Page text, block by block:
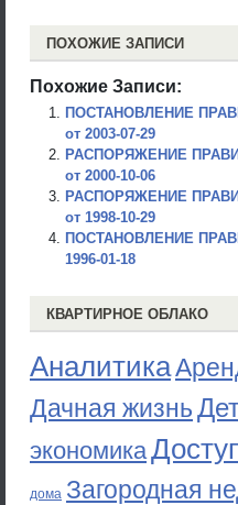
ПОХОЖИЕ ЗАПИСИ
Похожие Записи:
ПОСТАНОВЛЕНИЕ
от 2003-07-29
РАСПОРЯЖЕНИЕ
от 2000-10-06
РАСПОРЯЖЕНИЕ
от 1998-10-29
ПОСТАНОВЛЕНИЕ
1996-01-18
КВАРТИРНОЕ ОБЛАКО
Аналитика
Дачная жизнь
экономика
дома Загородная